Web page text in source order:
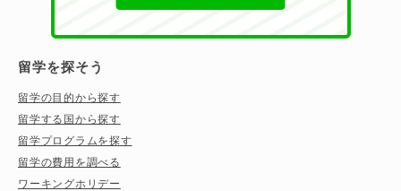
留学を探そう
留学の目的から探す
留学する国から探す
留学プログラムを探す
留学の費用を調べる
ワーキングホリデー